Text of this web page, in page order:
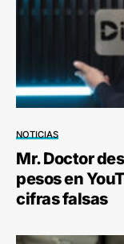
NOTICIAS
Mr. Doctor
pesos en
cifras falsas